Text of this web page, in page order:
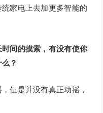
家电上去加更多智能的
间的摸索，有没有使你
？
但是并没有真正动摇，